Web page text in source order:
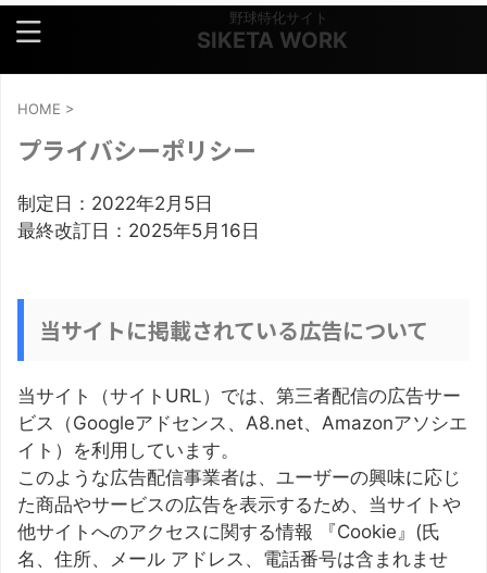
野球特化サイト
SIKETA WORK
HOME >
プライバシーポリシー
制定日： 2022年2月5日
最終改訂日： 2025年5月16日
当サイトに掲載されている広告について
当サイト（サイトURL）では、第三者配信の広告サー
ビス（Googleアドセンス、A8.net、Amazonアソシエ
イト）を利用しています。
このような広告配信事業者は、ユーザーの興味に応じ
た商品やサービスの広告を表示するため、当サイトや
他サイトへのアクセスに関する情報 『Cookie』(氏
名、住所、メール アドレス、電話番号は含まれませ